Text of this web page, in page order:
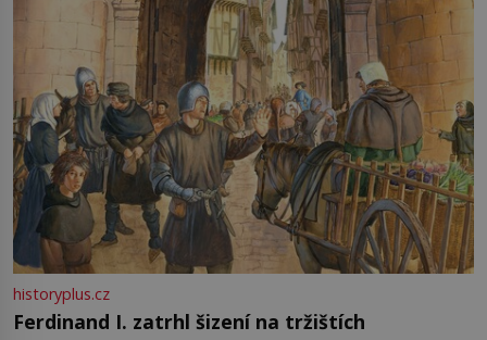
historyplus.cz
Ferdinand I. zatrhl šizení na tržištích